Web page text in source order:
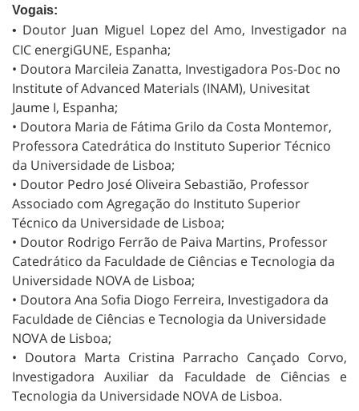
Vogais:
• Doutor Juan Miguel Lopez del Amo, Investigador na
CIC energiGUNE, Espanha;
• Doutora Marcileia Zanatta, Investigadora Pos-Doc no
Institute of Advanced Materials (INAM), Univesitat
Jaume I, Espanha;
• Doutora Maria de Fátima Grilo da Costa Montemor,
Professora Catedrática do Instituto Superior Técnico
da Universidade de Lisboa;
• Doutor Pedro José Oliveira Sebastião, Professor
Associado com Agregação do Instituto Superior
Técnico da Universidade de Lisboa;
• Doutor Rodrigo Ferrão de Paiva Martins, Professor
Catedrático da Faculdade de Ciências e Tecnologia da
Universidade NOVA de Lisboa;
• Doutora Ana Sofia Diogo Ferreira, Investigadora da
Faculdade de Ciências e Tecnologia da Universidade
NOVA de Lisboa;
• Doutora Marta Cristina Parracho Cançado Corvo,
Investigadora Auxiliar da Faculdade de Ciências e
Tecnologia da Universidade NOVA de Lisboa.